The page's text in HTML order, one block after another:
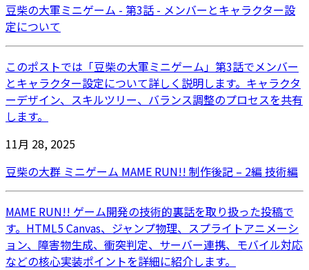
豆柴の大軍ミニゲーム - 第3話 - メンバーとキャラクター設
定について
このポストでは「豆柴の大軍ミニゲーム」第3話でメンバー
とキャラクター設定について詳しく説明します。キャラクタ
ーデザイン、スキルツリー、バランス調整のプロセスを共有
します。
11月 28, 2025
豆柴の大群 ミニゲーム MAME RUN!! 制作後記 – 2編 技術編
MAME RUN!! ゲーム開発の技術的裏話を取り扱った投稿で
す。HTML5 Canvas、ジャンプ物理、スプライトアニメーシ
ョン、障害物生成、衝突判定、サーバー連携、モバイル対応
などの核心実装ポイントを詳細に紹介します。